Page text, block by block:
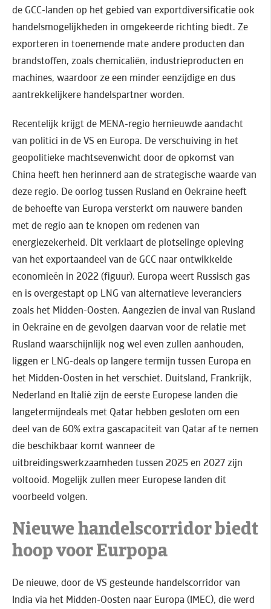
de GCC-landen op het gebied van exportdiversificatie ook
handelsmogelijkheden in omgekeerde richting biedt. Ze
exporteren in toenemende mate andere producten dan
brandstoffen, zoals chemicaliën, industrieproducten en
machines, waardoor ze een minder eenzijdige en dus
aantrekkelijkere handelspartner worden.
Recentelijk krijgt de MENA-regio hernieuwde aandacht
van politici in de VS en Europa. De verschuiving in het
geopolitieke machtsevenwicht door de opkomst van
China heeft hen herinnerd aan de strategische waarde van
deze regio. De oorlog tussen Rusland en Oekraïne heeft
de behoefte van Europa versterkt om nauwere banden
met de regio aan te knopen om redenen van
energiezekerheid. Dit verklaart de plotselinge opleving
van het exportaandeel van de GCC naar ontwikkelde
economieën in 2022 (figuur). Europa weert Russisch gas
en is overgestapt op LNG van alternatieve leveranciers
zoals het Midden-Oosten. Aangezien de inval van Rusland
in Oekraïne en de gevolgen daarvan voor de relatie met
Rusland waarschijnlijk nog wel even zullen aanhouden,
liggen er LNG-deals op langere termijn tussen Europa en
het Midden-Oosten in het verschiet. Duitsland, Frankrijk,
Nederland en Italië zijn de eerste Europese landen die
langetermijndeals met Qatar hebben gesloten om een
deel van de 60% extra gascapaciteit van Qatar af te nemen
die beschikbaar komt wanneer de
uitbreidingswerkzaamheden tussen 2025 en 2027 zijn
voltooid. Mogelijk zullen meer Europese landen dit
voorbeeld volgen.
Nieuwe handelscorridor biedt
hoop voor Eurpopa
De nieuwe, door de VS gesteunde handelscorridor van
India via het Midden-Oosten naar Europa (IMEC), die werd